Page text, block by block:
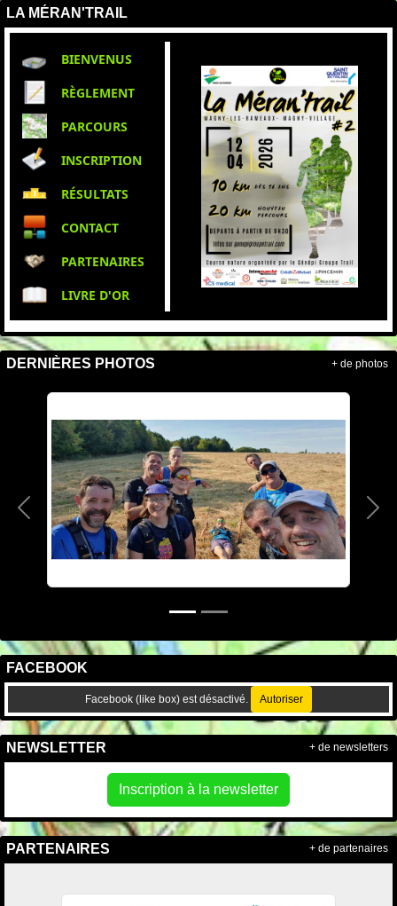
LA MÉRAN'TRAIL
BIENVENUS
RÈGLEMENT
PARCOURS
INSCRIPTION
RÉSULTATS
CONTACT
PARTENAIRES
LIVRE D'OR
DERNIÈRES PHOTOS
Précedent
+ de photos
FACEBOOK
Facebook (like box) est désactivé. Autoriser
NEWSLETTER
Inscription à la newsletter
+ de newsletters
PARTENAIRES + de partenaires